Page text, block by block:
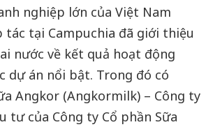
nghiệp lớn của Việt Nam
tác tại Campuchia đã giới thiệu
nước về kết quả hoạt động
dự án nổi bật. Trong đó có
Angkor (Angkormilk) – Công ty
tư của Công ty Cổ phần Sữa